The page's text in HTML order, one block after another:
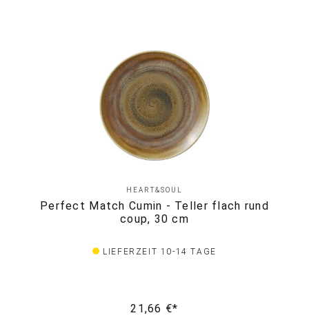
HEART&SOUL
Perfect Match Cumin - Teller flach rund
coup, 30 cm
LIEFERZEIT 10-14 TAGE
21,66 €*